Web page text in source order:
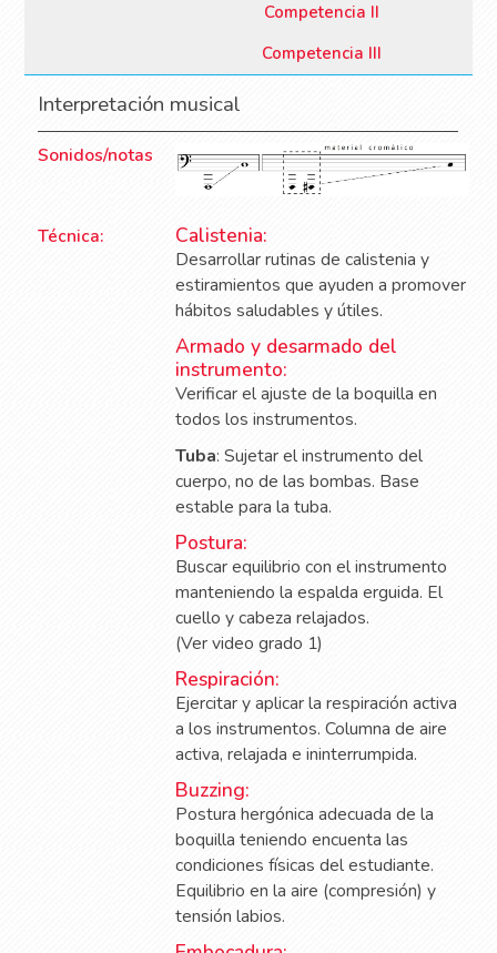
Competencia II
Competencia III
Interpretación musical
Sonidos/notas
Técnica: Calistenia:
Desarrollar rutinas de calistenia y
estiramientos que ayuden a promover
hábitos saludables y útiles.
Armado y desarmado del
instrumento:
Verificar el ajuste de la boquilla en
todos los instrumentos.
Tuba: Sujetar el instrumento del
cuerpo, no de las bombas. Base
estable para la tuba.
Postura:
Buscar equilibrio con el instrumento
manteniendo la espalda erguida. El
cuello y cabeza relajados.
(Ver video grado 1)
Respiración:
Ejercitar y aplicar la respiración activa
a los instrumentos. Columna de aire
activa, relajada e ininterrumpida.
Buzzing:
Postura hergónica adecuada de la
boquilla teniendo encuenta las
condiciones físicas del estudiante.
Equilibrio en la aire (compresión) y
tensión labios.